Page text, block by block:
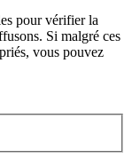
pour vérifier la
Si malgré ces
vous pouvez